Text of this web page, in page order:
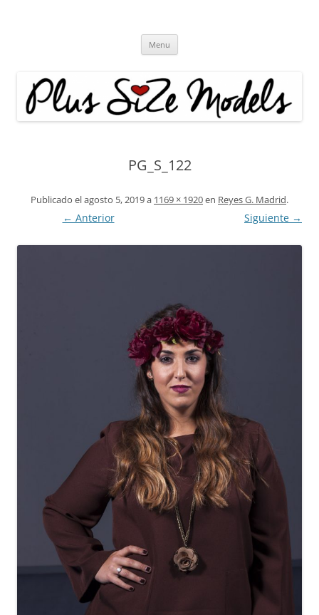
Plus Size Models
Menu
PG_S_122
Publicado elagosto 5, 2019a 1169 × 1920en Reyes G. Madrid.
← Anterior Siguiente →